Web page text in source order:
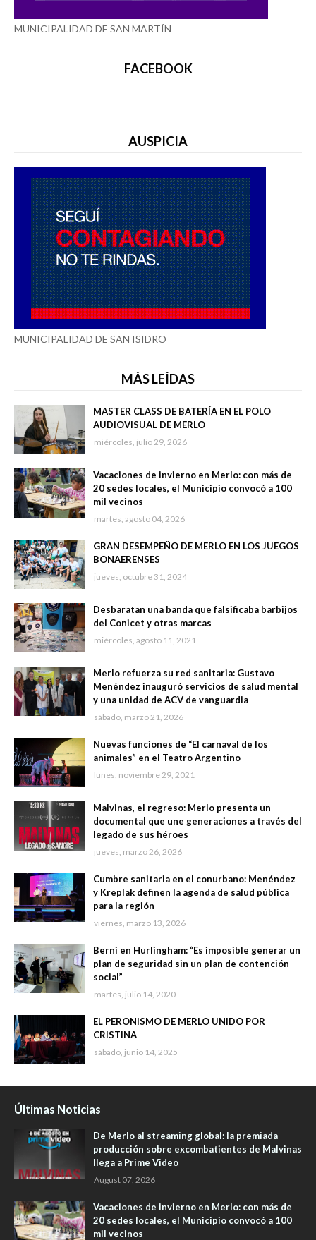
MUNICIPALIDAD DE SAN MARTÍN
FACEBOOK
AUSPICIA
MUNICIPALIDAD DE SAN ISIDRO
MÁS LEÍDAS
MASTER CLASS DE BATERÍA EN EL POLO
AUDIOVISUAL DE MERLO
miércoles, julio 29, 2026
Vacaciones de invierno en Merlo: con más de
20 sedes locales, el Municipio convocó a 100
mil vecinos
martes, agosto 04, 2026
GRAN DESEMPEÑO DE MERLO EN LOS JUEGOS
BONAERENSES
jueves, octubre 31, 2024
Desbaratan una banda que falsificaba barbijos
del Conicet y otras marcas
miércoles, agosto 11, 2021
Merlo refuerza su red sanitaria: Gustavo
Menéndez inauguró servicios de salud mental
y una unidad de ACV de vanguardia
sábado, marzo 21, 2026
Nuevas funciones de “El carnaval de los
animales” en el Teatro Argentino
lunes, noviembre 29, 2021
Malvinas, el regreso: Merlo presenta un
documental que une generaciones a través del
legado de sus héroes
jueves, marzo 26, 2026
Cumbre sanitaria en el conurbano: Menéndez
y Kreplak definen la agenda de salud pública
para la región
viernes, marzo 13, 2026
Berni en Hurlingham: “Es imposible generar un
plan de seguridad sin un plan de contención
social”
martes, julio 14, 2020
EL PERONISMO DE MERLO UNIDO POR
CRISTINA
sábado, junio 14, 2025
Últimas Noticias
De Merlo al streaming global: la premiada
producción sobre excombatientes de Malvinas
llega a Prime Video
August 07, 2026
Vacaciones de invierno en Merlo: con más de
20 sedes locales, el Municipio convocó a 100
mil vecinos